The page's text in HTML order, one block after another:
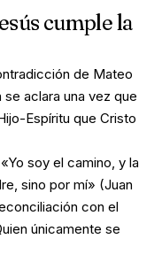
cumple la
de Mateo
se aclara una vez que
Espíritu que Cristo
soy el camino, y la
sino por mí» (Juan
con el
únicamente se